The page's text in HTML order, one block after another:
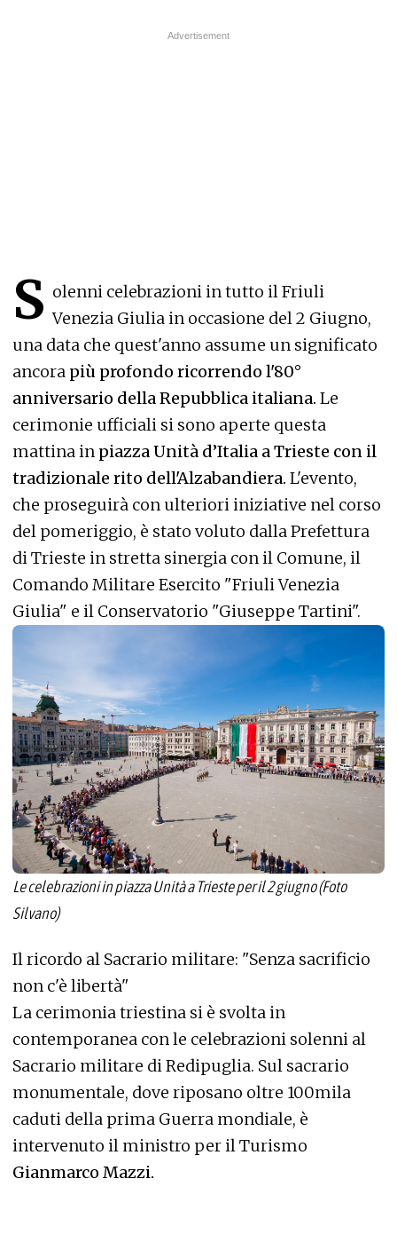
S olenni celebrazioni in tutto il Friuli
Venezia Giulia in occasione del 2 Giugno,
una data che quest'anno assume un significato
ancora più profondo ricorrendo l'80°
anniversario della Repubblica italiana. Le
cerimonie ufficiali si sono aperte questa
mattina in piazza Unità d’Italia a Trieste con il
tradizionale rito dell'Alzabandiera. L'evento,
che proseguirà con ulteriori iniziative nel corso
del pomeriggio, è stato voluto dalla Prefettura
di Trieste in stretta sinergia con il Comune, il
Comando Militare Esercito "Friuli Venezia
Giulia" e il Conservatorio "Giuseppe Tartini".
Le celebrazioni in piazza Unità a Trieste per il 2 giugno (Foto
Silvano)
Il ricordo al Sacrario militare: "Senza sacrificio
non c'è libertà"
La cerimonia triestina si è svolta in
contemporanea con le celebrazioni solenni al
Sacrario militare di Redipuglia. Sul sacrario
monumentale, dove riposano oltre 100mila
caduti della prima Guerra mondiale, è
intervenuto il ministro per il Turismo
Gianmarco Mazzi.